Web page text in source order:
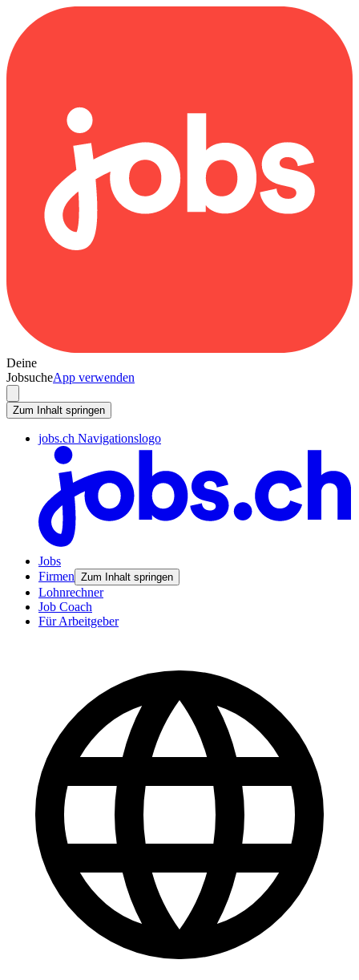
Deine
JobsucheApp verwenden
Zum Inhalt springen
jobs.ch Navigationslogo
Jobs
Firmen Zum Inhalt springen
Lohnrechner
Job Coach
Für Arbeitgeber